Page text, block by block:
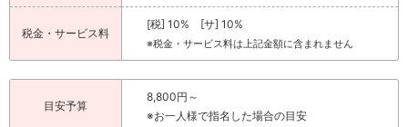
税金・サービス料
[税] 10% [サ] 10%
※税金・サービス料は上記金額に含まれません
目安予算
8,800円～
※お一人様で指名した場合の目安